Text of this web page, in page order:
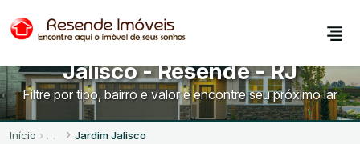
Apartamentos no Jardim
Jalisco - Resende - RJ
Filtre por tipo, bairro e valor e encontre seu próximo lar
Início Jardim Jalisco